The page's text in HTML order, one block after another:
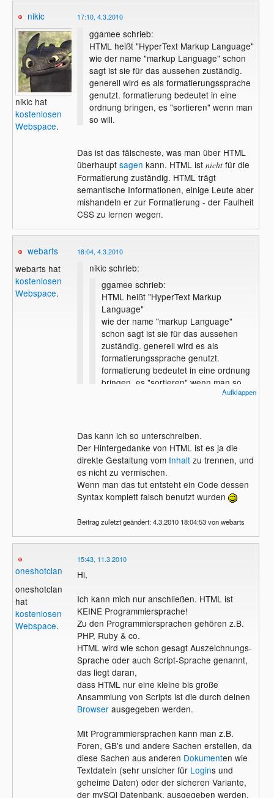
nikic
nikic hat
kostenlosen
Webspace.
17:10, 4.3.2010
ggamee schrieb:
HTML heißt "HyperText Markup Language"
wie der name "markup Language" schon
sagt ist sie für das aussehen zuständig.
generell wird es als formatierungssprache
genutzt. formatierung bedeutet in eine
ordnung bringen, es "sortieren" wenn man
so will.
Das ist das fälscheste, was man über HTML
überhaupt sagen kann. HTML ist nichtfür die
Formatierung zuständig. HTML trägt
semantische Informationen, einige Leute aber
mishandeln er zur Formatierung - der Faulheit
CSS zu lernen wegen.
webarts
webarts hat
kostenlosen
Webspace.
18:04, 4.3.2010
nikic schrieb:
ggamee schrieb:
HTML heißt "HyperText Markup
Language"
wie der name "markup Language"
schon sagt ist sie für das aussehen
zuständig. generell wird es als
formatierungssprache genutzt.
formatierung bedeutet in eine ordnung
bringen, es "sortieren" wenn man so
HTML überhaupt sagen kann. HTML ist
nichtfür die Formatierung zuständig. HTML
trägt semantische Informationen, einige
Leute aber mishandeln er zur
Formatierung - der Faulheit CSS zu lernen
wegen.
Aufklappen
Das kann ich so unterschreiben.
Der Hintergedanke von HTML ist es ja die
direkte Gestaltung vom Inhaltzu trennen, und
es nicht zu vermischen.
Wenn man das tut entsteht ein Code dessen
Syntax komplett falsch benutzt wurden
Beitrag zuletzt geändert: 4.3.2010 18:04:53 von webarts
oneshotclan
oneshotclan
hat
kostenlosen
Webspace.
15:43, 11.3.2010
Hi,
Ich kann mich nur anschließen. HTML ist
KEINE Programmiersprache!
Zu den Programmiersprachen gehören z.B.
PHP, Ruby & co.
HTML wird wie schon gesagt Auszeichnungs-
Sprache oder auch Script-Sprache genannt,
das liegt daran,
dass HTML nur eine kleine bis große
Ansammlung von Scripts ist die durch deinen
Browserausgegeben werden.
Mit Programmiersprachen kann man z.B.
Foren, GB's und andere Sachen erstellen, da
diese Sachen aus anderen Dokumenten wie
Textdatein (sehr unsicher für Logins und
geheime Daten) oder der sicheren Variante,
der mySQl Datenbank, ausgegeben werden.